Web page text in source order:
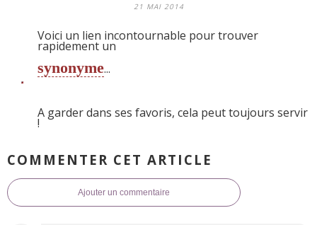
21 MAI 2014
Voici un lien incontournable pour trouver
rapidement un
synonyme...
A garder dans ses favoris, cela peut toujours servir
!
COMMENTER CET ARTICLE
Ajouter un commentaire